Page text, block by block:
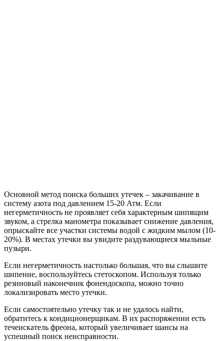
Основной метод поиска больших утечек – закачивание в
систему азота под давлением 15-20 Атм. Если
негерметичность не проявляет себя характерным шипящим
звуком, а стрелка манометра показывает снижение давления,
опрыскайте все участки системы водой с жидким мылом (10-
20%). В местах утечки вы увидите раздувающиеся мыльные
пузыри.
Если негерметичность настолько большая, что вы слышите
шипение, воспользуйтесь стетоскопом. Используя только
резиновый наконечник фонендоскопа, можно точно
локализировать место утечки.
Если самостоятельно утечку так и не удалось найти,
обратитесь к кондиционерщикам. В их распоряжении есть
течеискатель фреона, который увеличивает шансы на
успешный поиск неисправности.